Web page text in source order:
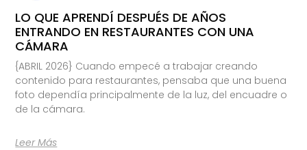
LO QUE APRENDÍ DESPUÉS DE AÑOS
ENTRANDO EN RESTAURANTES CON UNA
CÁMARA
{ABRIL 2026} Cuando empecé a trabajar creando
contenido para restaurantes, pensaba que una buena
foto dependía principalmente de la luz, del encuadre o
de la cámara.
Leer Más